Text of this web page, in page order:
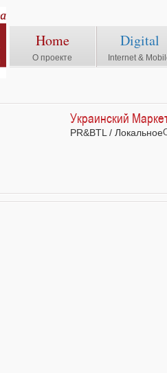
Home
О проекте
Digital
Internet &
Украинский
PR&BTL / Локальное